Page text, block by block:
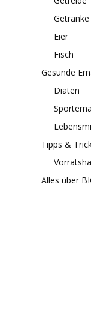
Getränke
Eier
Fisch
Gesunde
Diäten
Tipps &
Alles über